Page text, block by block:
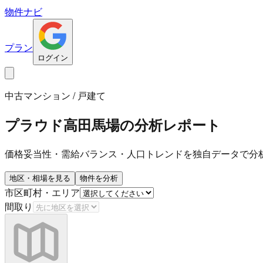
物件ナビ
プラン
ログイン
中古マンション / 戸建て
プラウド高田馬場の分析レポート
価格妥当性・需給バランス・人口トレンドを独自データで分
地区・相場を見る 物件を分析
市区町村・エリア
間取り